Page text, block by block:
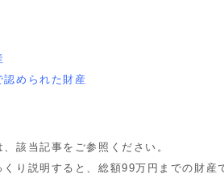
認められた財産
該当記事をご参照ください。
り説明すると、総額99万円までの財産